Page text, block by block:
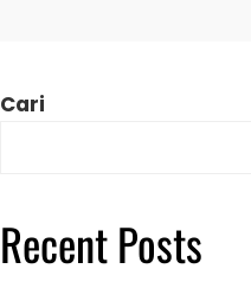
Cari
Recent Posts